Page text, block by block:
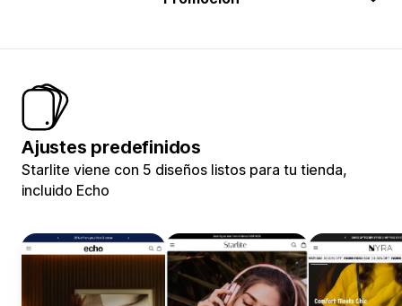
Ajustes predefinidos
Starlite viene con 5 diseños listos para tu tienda,
incluido Echo